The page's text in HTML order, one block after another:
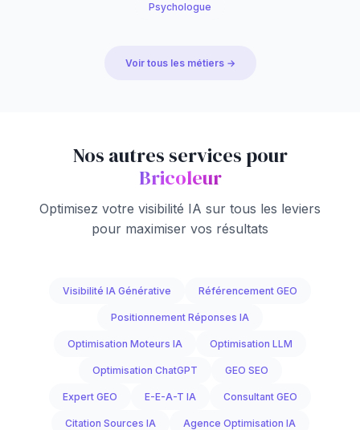
Psychologue
Voir tous les métiers →
Nos autres services pour
Bricoleur
Optimisez votre visibilité IA sur tous les leviers
pour maximiser vos résultats
Visibilité IA Générative Référencement GEO
Positionnement Réponses IA
Optimisation Moteurs IA Optimisation LLM
Optimisation ChatGPT GEO SEO
Expert GEO E-E-A-T IA Consultant GEO
Citation Sources IA Agence Optimisation IA